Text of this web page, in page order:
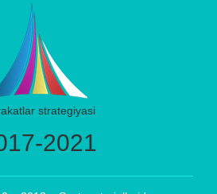
strategiyasi
2021